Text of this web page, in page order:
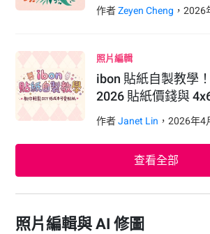
作者Zeyen Cheng ，2026
照片編輯
ibon 貼紙自製教學
2026 貼紙價錢與
作者Janet Lin ，2026年4
查看全部
照片編輯與 AI 修圖